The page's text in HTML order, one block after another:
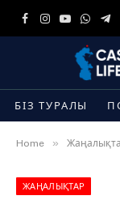
Facebook
Instagram
YouTube
БІЗ ТУРАЛЫ
Home »
ЖАҢАЛЫҚТАР